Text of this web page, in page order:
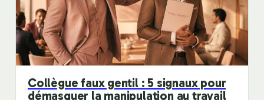
Collègue faux gentil : 5 signaux pour
démasquer la manipulation au travail